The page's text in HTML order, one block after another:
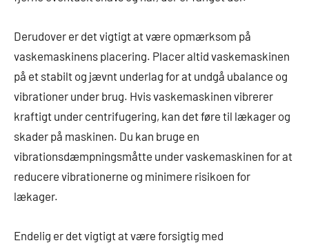
Derudover er det vigtigt at være opmærksom på
vaskemaskinens placering. Placer altid vaskemaskinen
på et stabilt og jævnt underlag for at undgå ubalance og
vibrationer under brug. Hvis vaskemaskinen vibrerer
kraftigt under centrifugering, kan det føre til lækager og
skader på maskinen. Du kan bruge en
vibrationsdæmpningsmåtte under vaskemaskinen for at
reducere vibrationerne og minimere risikoen for
lækager.
Endelig er det vigtigt at være forsigtig med